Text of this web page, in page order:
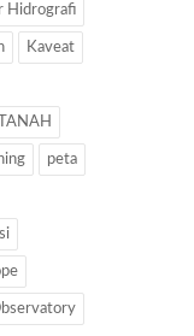
Hidrografi
Kaveat
peta